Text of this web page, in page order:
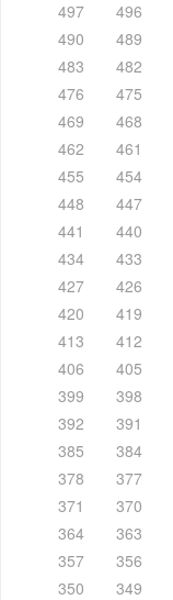
497
496
490
489
483
482
476
475
469
468
462
461
455
454
448
447
441
440
434
433
427
426
420
419
413
412
406
405
399
398
392
391
385
384
378
377
371
370
364
363
357
356
350
349